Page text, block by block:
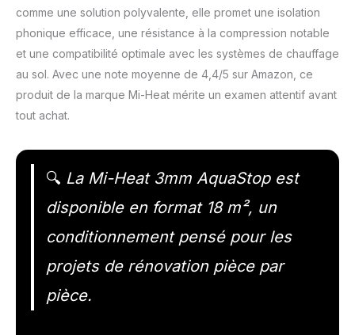
comme une solution polyvalente, elle promet une isolation
phonique efficace, une résistance à la compression notable
et une compatibilité optimale avec les systèmes de chauffage
au sol. Avec une note moyenne de 4,4/5 sur Amazon, ce
produit de la marque Mi-Heat mérite un examen attentif avant
tout achat.
🔍 La Mi-Heat 3mm AquaStop est
disponible en format 18 m², un
conditionnement pensé pour les
projets de rénovation pièce par
pièce.